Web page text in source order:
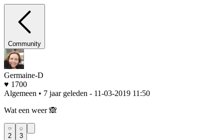
Community
Germaine-D
♥ 1700
Algemeen • 7 jaar geleden - 11-03-2019 11:50
Wat een weer 🙈
2 3